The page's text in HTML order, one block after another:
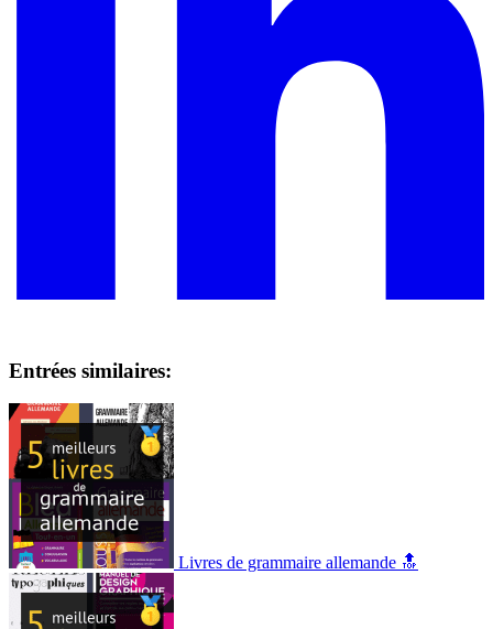
Entrées similaires:
Livres de grammaire allemande 🔝